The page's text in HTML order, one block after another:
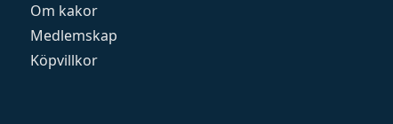
Om kakor
Medlemskap
Köpvillkor